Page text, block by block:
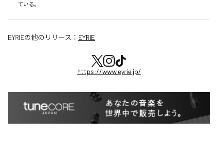
ている。​
EYRIEの他のリリース： EYRIE
https://www.eyrie.jp/